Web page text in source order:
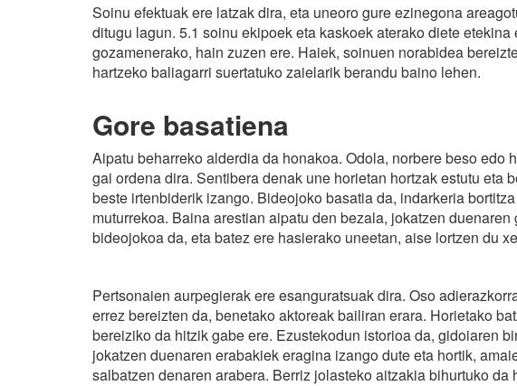
Soinu efektuak ere latzak dira, eta uneoro gure ezinegona
ditugu lagun. 5.1 soinu ekipoek eta kaskoek aterako diete
gozamenerako, hain zuzen ere. Haiek, soinuen norabidea
hartzeko baliagarri suertatuko zaielarik berandu baino lehen.
Gore basatiena
Aipatu beharreko alderdia da honakoa. Odola, norbere beso edo
gai ordena dira. Sentibera denak une horietan hortzak estutu eta
beste irtenbiderik izango. Bideojoko basatia da, indarkeria
muturrekoa. Baina arestian aipatu den bezala, jokatzen
bideojokoa da, eta batez ere hasierako uneetan, aise lortzen du
Pertsonaien aurpegierak ere esanguratsuak dira. Oso
errez bereizten da, benetako aktoreak bailiran erara. Horietako
bereiziko da hitzik gabe ere. Ezustekodun istorioa da, gidoiaren
jokatzen duenaren erabakiek eragina izango dute eta hortik,
salbatzen denaren arabera. Berriz jolasteko aitzakia bihurtuko da